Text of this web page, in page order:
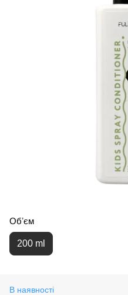
Обʼєм
200 ml
В наявності